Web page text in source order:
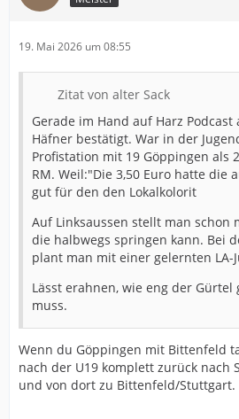
19. Mai 2026 um 08:55
Zitat von alter Sack
Gerade im Hand auf Harz
Häfner bestätigt. War in der
Profistation mit 19 Göppingen als
RM. Weil:"Die 3,50 Euro hatte die
gut für den den Lokalkolorit
Auf Linksaussen stellt man schon
die halbwegs springen kann. Bei
plant man mit einer gelernten LA-
Lässt erahnen, wie eng der
muss.
Wenn du Göppingen mit Bittenfeld
nach der U19 komplett zurück nach
und von dort zu Bittenfeld/Stuttgart.